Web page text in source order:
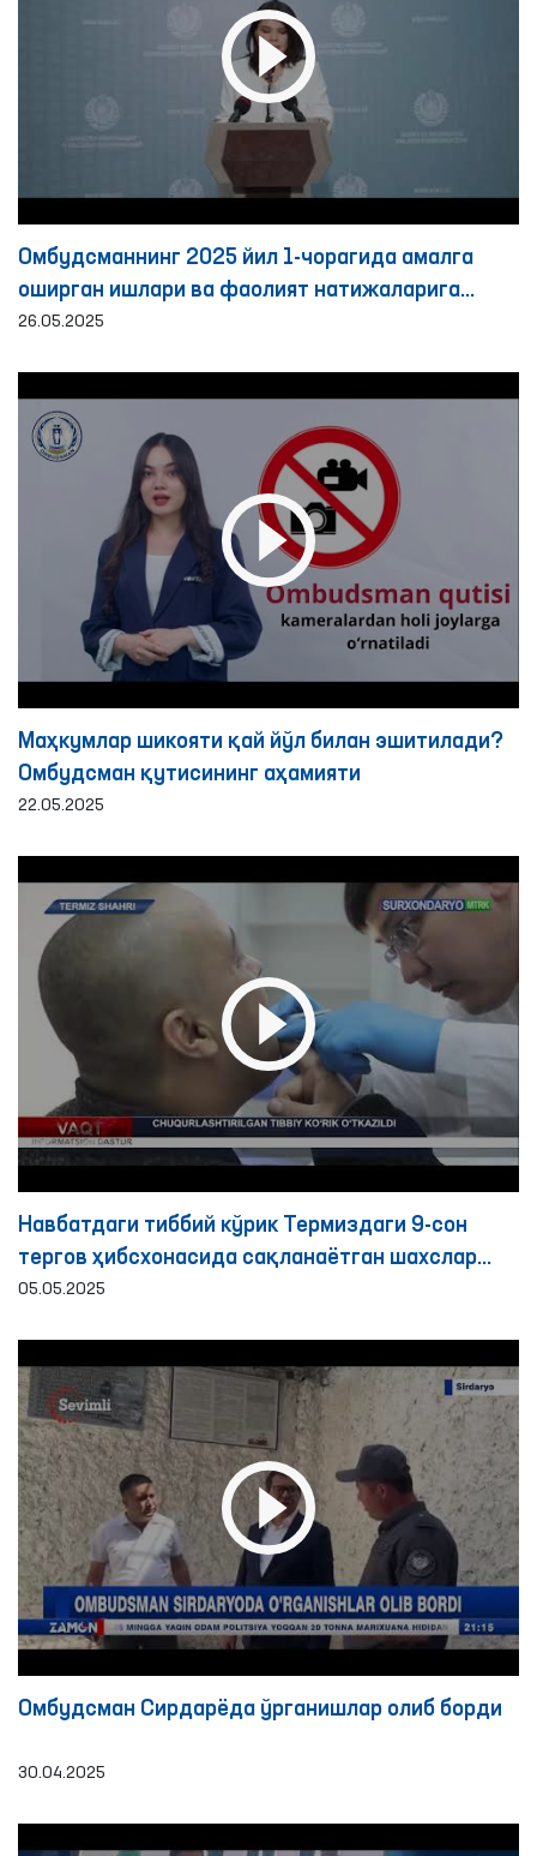
Oмбудсманнинг 2025 йил 1-чорагида амалга
оширган ишлари ва фаолият натижаларига
бағишланган БРИФИНГ
26.05.2025
Маҳкумлар шикояти қай йўл билан эшитилади?
Омбудсман қутисининг аҳамияти
22.05.2025
Навбатдаги тиббий кўрик Термиздаги 9-сон
тергов ҳибсхонасида сақланаётган шахслар
учун ташкил этилди
05.05.2025
Омбудсман Сирдарёда ўрганишлар олиб борди
30.04.2025